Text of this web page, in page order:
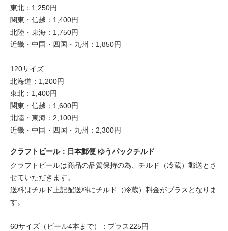
東北：1,250円
関東・信越：1,400円
北陸・東海：1,750円
近畿・中国・四国・九州：1,850円
120サイズ
北海道：1,200円
東北：1,400円
関東・信越：1,600円
北陸・東海：2,100円
近畿・中国・四国・九州：2,300円
クラフトビール：日本郵便 ゆうパックチルド
クラフトビールは商品の品質保持の為、チルド（冷蔵）郵送とさ
せていただきます。
送料はチルド上記配送料にチルド（冷蔵）料金がプラスとなりま
す。
60サイズ（ビール4本まで）：プラス225円